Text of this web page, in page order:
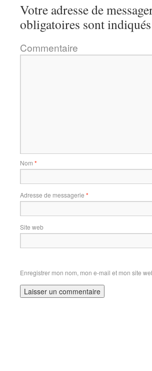
Votre adresse de
obligatoires sont
Commentaire
Nom *
Adresse de messagerie *
Site web
Enregistrer mon nom, mon e-mail et mon site